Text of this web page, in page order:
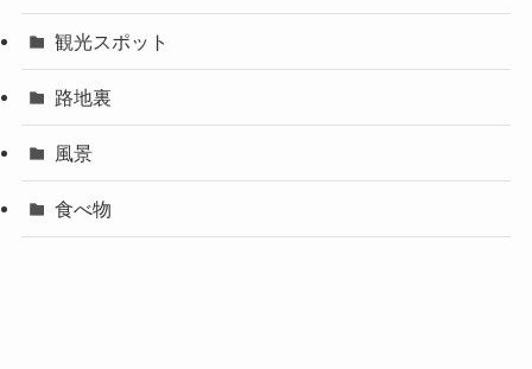
観光スポット
路地裏
風景
食べ物